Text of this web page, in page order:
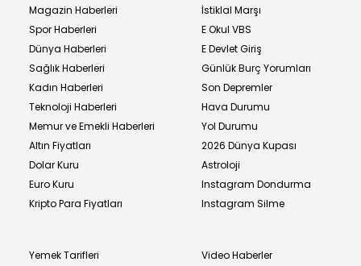
Magazin Haberleri
Spor Haberleri
Dünya Haberleri
Sağlık Haberleri
Kadın Haberleri
Teknoloji Haberleri
Memur ve Emekli Haberleri
Altın Fiyatları
Dolar Kuru
Euro Kuru
Kripto Para Fiyatları
İstiklal Marşı
E Okul VBS
E Devlet Giriş
Günlük Burç Yorumları
Son Depremler
Hava Durumu
Yol Durumu
2026 Dünya Kupası
Astroloji
Instagram Dondurma
Instagram Silme
Yemek Tarifleri
Video Haberler